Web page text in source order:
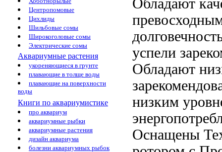
Центропомовые
Цихлиды
Шильбовые сомы
Широкоголовые сомы
Электрические сомы
Аквариумные растения
укореняющиеся в грунте
плавающие в толще воды
плавающие на поверхности
воды
Книги по аквариумистике
про аквариум
аквариумные рыбки
аквариумные растения
дизайн аквариума
болезни аквариумных рыбок
Обладают
успели
Обладают
низким
Оснащены